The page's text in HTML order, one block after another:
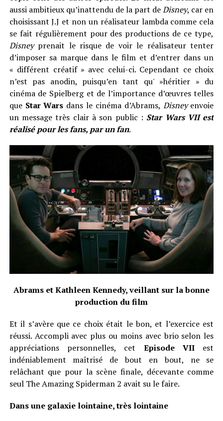
aussi ambitieux qu’inattendu de la part deDisney, car en
choisissant J.J et non un réalisateur lambda comme cela
se fait régulièrement pour des productions de ce type,
Disneyprenait le risque de voir le réalisateur tenter
d’imposer sa marque dans le film et d’entrer dans un
« différent créatif » avec celui-ci. Cependant ce choix
n’est pas anodin, puisqu’en tant qu' »héritier » du
cinéma de Spielberg et de l’importance d’œuvres telles
que Star Wars dans le cinéma d’Abrams, Disneyenvoie
un message très clair à son public : Star Wars VII est
réalisé pour les fans, par un fan.
Abrams et Kathleen Kennedy, veillant sur la bonne
production du film
Et il s’avère que ce choix était le bon, et l’exercice est
réussi. Accompli avec plus ou moins avec brio selon les
appréciations personnelles, cet Episode VII est
indéniablement maîtrisé de bout en bout, ne se
relâchant que pour la scène finale, décevante comme
seul The Amazing Spiderman 2 avait su le faire.
Dans une galaxie lointaine, très lointaine